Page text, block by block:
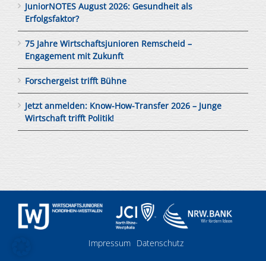
JuniorNOTES August 2026: Gesundheit als
Erfolgsfaktor?
75 Jahre Wirtschaftsjunioren Remscheid –
Engagement mit Zukunft
Forschergeist trifft Bühne
Jetzt anmelden: Know-How-Transfer 2026 – Junge
Wirtschaft trifft Politik!
Impressum Datenschutz